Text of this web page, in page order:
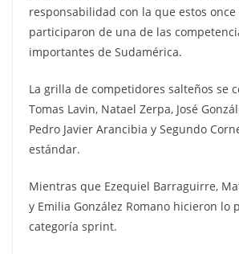
responsabilidad con la que estos
participaron de una de las
importantes de Sudamérica.
La grilla de competidores salteños se
Tomas Lavin, Natael Zerpa, José
Pedro Javier Arancibia y Segundo
estándar.
Mientras que Ezequiel Barraguirre,
y Emilia González Romano hicieron lo
categoría sprint.